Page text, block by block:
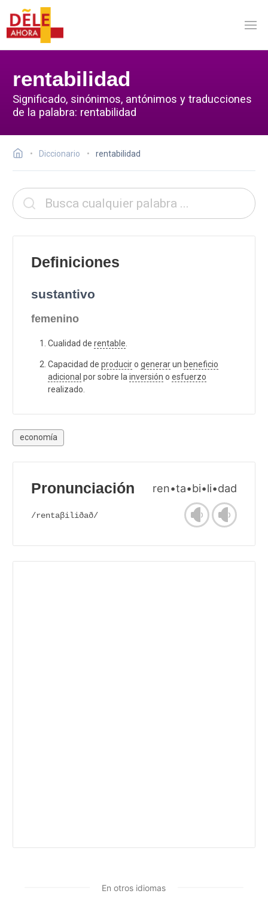
rentabilidad
Significado, sinónimos, antónimos y traducciones
de la palabra: rentabilidad
Diccionario rentabilidad
Definiciones
sustantivo
femenino
Cualidad de rentable
Capacidad de produciro generarun beneficio
adicional por sobre la inversión o esfuerzo
realizado.
economía
Pronunciación ren•ta•bi•li•dad
/rentaβiliðað/
En otros idiomas